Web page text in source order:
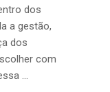
dos
a gestão,
dos
com
...